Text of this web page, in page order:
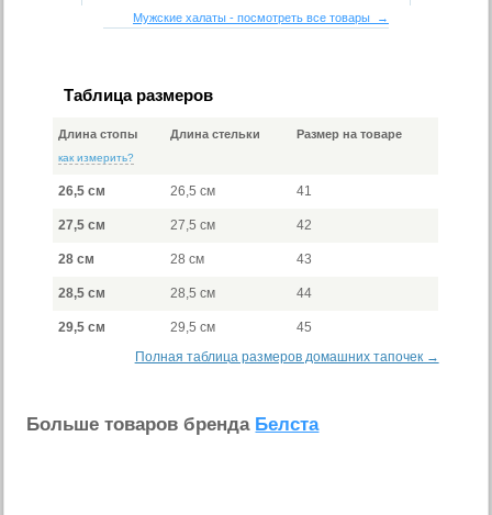
Мужские халаты - посмотреть все товары →
Таблица размеров
Длина стопы
как измерить?
Длина стельки Размер на товаре
26,5 см 26,5 см 41
27,5 см 27,5 см 42
28 см 28 см 43
28,5 см 28,5 см 44
29,5 см 29,5 см
45
Полная таблица размеров домашних тапочек →
Больше товаров бренда Белста